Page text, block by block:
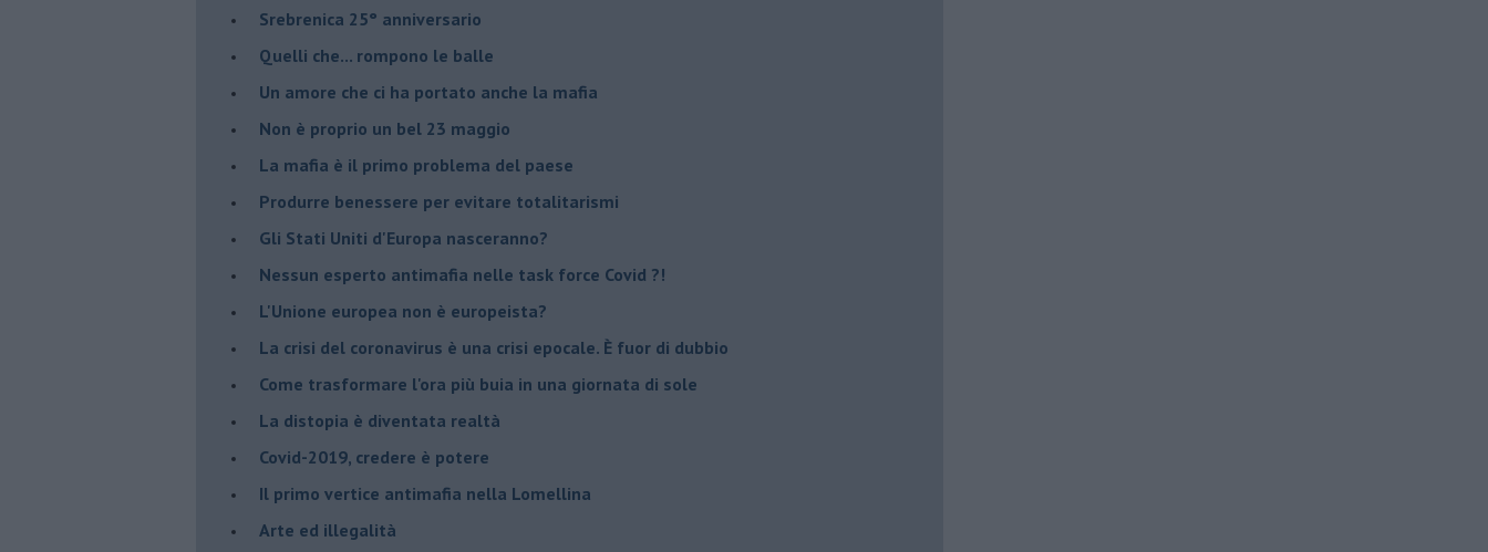
Srebrenica 25° anniversario
Quelli che... rompono le balle
Un amore che ci ha portato anche la mafia
Non è proprio un bel 23 maggio
La mafia è il primo problema del paese
Produrre benessere per evitare totalitarismi
Gli Stati Uniti d'Europa nasceranno?
Nessun esperto antimafia nelle task force Covid ?!
L'Unione europea non è europeista?
La crisi del coronavirus è una crisi epocale. È fuor di dubbio
Come trasformare l'ora più buia in una giornata di sole
​La distopia è diventata realtà
Covid-2019, credere è potere
Il primo vertice antimafia nella Lomellina
Arte ed illegalità